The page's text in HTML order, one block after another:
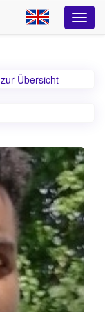
zur Übersicht